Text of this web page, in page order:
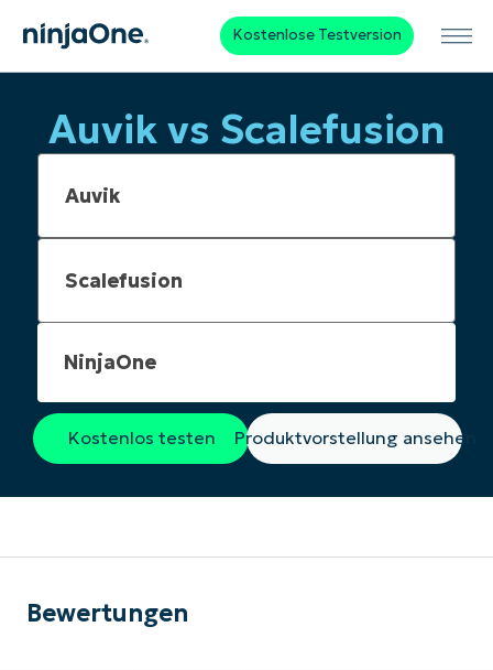
Kostenlose Testversion
Auvik vs Scalefusion
NinjaOne
Kostenlos testen Produktvorstellung ansehen
Bewertungen